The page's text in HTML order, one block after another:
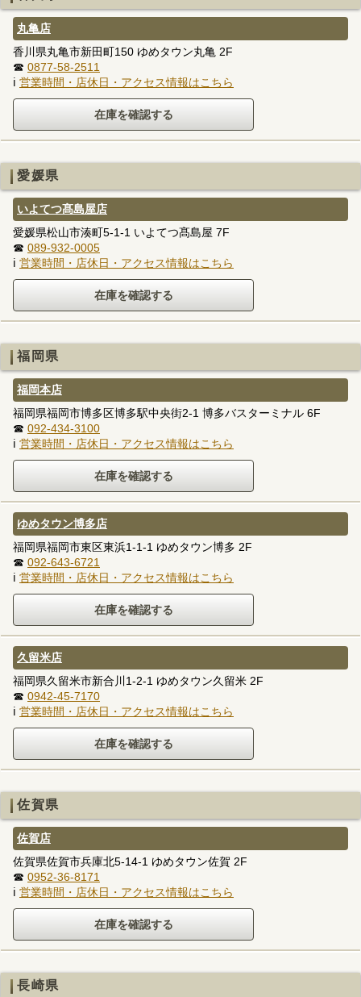
丸亀店
香川県丸亀市新田町150 ゆめタウン丸亀 2F
☎ 0877-58-2511
ℹ 営業時間・店休日・アクセス情報はこちら
愛媛県
いよてつ髙島屋店
愛媛県松山市湊町5-1-1 いよてつ髙島屋 7F
☎ 089-932-0005
ℹ 営業時間・店休日・アクセス情報はこちら
福岡県
福岡本店
福岡県福岡市博多区博多駅中央街2-1 博多バスターミナル 6F
☎ 092-434-3100
ℹ 営業時間・店休日・アクセス情報はこちら
ゆめタウン博多店
福岡県福岡市東区東浜1-1-1 ゆめタウン博多 2F
☎ 092-643-6721
ℹ 営業時間・店休日・アクセス情報はこちら
久留米店
福岡県久留米市新合川1-2-1 ゆめタウン久留米 2F
☎ 0942-45-7170
ℹ 営業時間・店休日・アクセス情報はこちら
佐賀県
佐賀店
佐賀県佐賀市兵庫北5-14-1 ゆめタウン佐賀 2F
☎ 0952-36-8171
ℹ 営業時間・店休日・アクセス情報はこちら
長崎県